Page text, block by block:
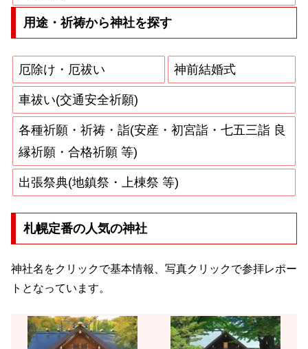
用途・祈祷から神社を探す
厄除け・厄祓い 神前結婚式
車祓い(交通安全祈願)
各種祈願・祈祷・詣(安産・初宮詣・七五三詣 良
縁祈願・合格祈願 等)
出張祭典(地鎮祭・上棟祭 等)
札幌定番の人気の神社
神社名をクリックで基本情報、写真クリックで参拝レポー
トとなっています。